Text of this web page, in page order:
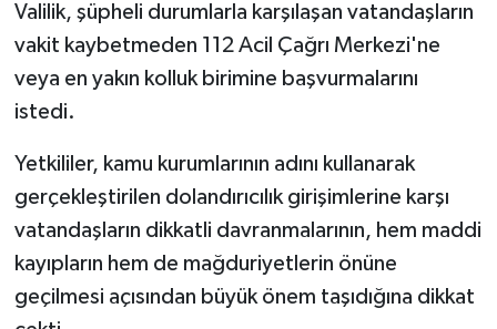
Valilik, şüpheli durumlarla karşılaşan vatandaşların
vakit kaybetmeden 112 Acil Çağrı Merkezi'ne
veya en yakın kolluk birimine başvurmalarını
istedi.
Yetkililer, kamu kurumlarının adını kullanarak
gerçekleştirilen dolandırıcılık girişimlerine karşı
vatandaşların dikkatli davranmalarının, hem maddi
kayıpların hem de mağduriyetlerin önüne
geçilmesi açısından büyük önem taşıdığına dikkat